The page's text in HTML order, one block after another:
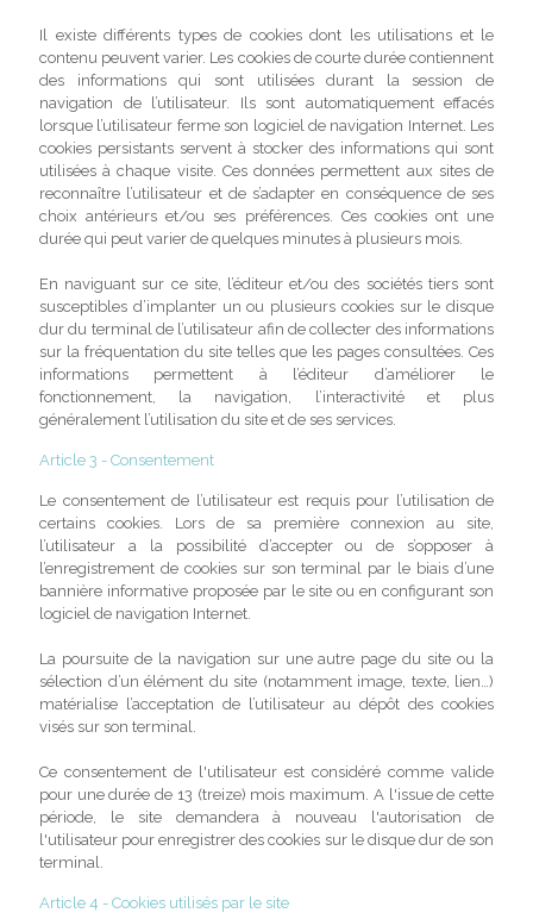
Il existe différents types de cookies dont les utilisations et le
contenu peuvent varier. Les cookies de courte durée contiennent
des informations qui sont utilisées durant la session de
navigation de l’utilisateur. Ils sont automatiquement effacés
lorsque l’utilisateur ferme son logiciel de navigation Internet. Les
cookies persistants servent à stocker des informations qui sont
utilisées à chaque visite. Ces données permettent aux sites de
reconnaître l’utilisateur et de s’adapter en conséquence de ses
choix antérieurs et/ou ses préférences. Ces cookies ont une
durée qui peut varier de quelques minutes à plusieurs mois.
En naviguant sur ce site, l’éditeur et/ou des sociétés tiers sont
susceptibles d’implanter un ou plusieurs cookies sur le disque
dur du terminal de l’utilisateur afin de collecter des informations
sur la fréquentation du site telles que les pages consultées. Ces
informations permettent à l’éditeur d’améliorer le
fonctionnement, la navigation, l’interactivité et plus
généralement l’utilisation du site et de ses services.
Article 3 - Consentement
Le consentement de l’utilisateur est requis pour l’utilisation de
certains cookies. Lors de sa première connexion au site,
l’utilisateur a la possibilité d’accepter ou de s’opposer à
l’enregistrement de cookies sur son terminal par le biais d’une
bannière informative proposée par le site ou en configurant son
logiciel de navigation Internet.
La poursuite de la navigation sur une autre page du site ou la
sélection d’un élément du site (notamment image, texte, lien…)
matérialise l’acceptation de l’utilisateur au dépôt des cookies
visés sur son terminal.
Ce consentement de l'utilisateur est considéré comme valide
pour une durée de 13 (treize) mois maximum. A l'issue de cette
période, le site demandera à nouveau l'autorisation de
l'utilisateur pour enregistrer des cookies sur le disque dur de son
terminal.
Article 4 - Cookies utilisés par le site